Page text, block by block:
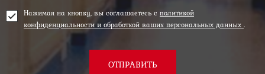
Нажимая на кнопку, вы соглашаетесь с политикой
конфиденциальности и обработкой ваших персональных данных .
ОТПРАВИТЬ